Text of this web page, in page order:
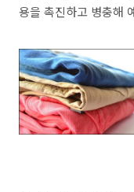
용을 촉진하고 병충해